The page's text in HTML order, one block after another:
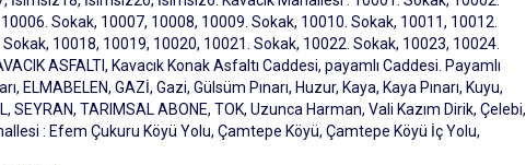
Sokak, 10007, 10008, 10009. Sokak, 10010. Sokak, 10011, 10012.
10018, 10019, 10020, 10021. Sokak, 10022. Sokak, 10023, 10024.
ASFALTI, Kavacık Konak Asfaltı Caddesi, payamlı Caddesi. Payamlı
ELMABELEN, GAZİ, Gazi, Gülsüm Pınarı, Huzur, Kaya, Kaya Pınarı, Kuyu,
SEYRAN, TARIMSAL ABONE, TOK, Uzunca Harman, Vali Kazım Dirik, Çelebi,
: Efem Çukuru Köyü Yolu, Çamtepe Köyü, Çamtepe Köyü İç Yolu,